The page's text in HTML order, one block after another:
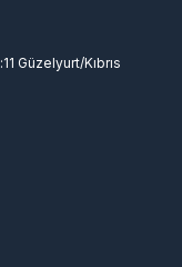
Güzelyurt/Kıbrıs